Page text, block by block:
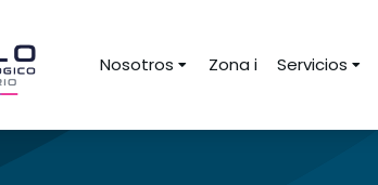
Nosotros Zona i Servicios